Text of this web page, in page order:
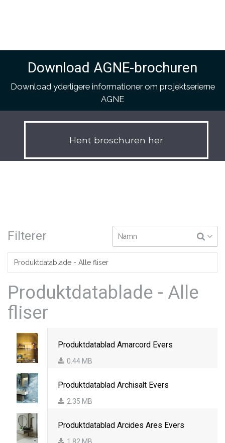
Download AGNE-brochuren
Download yderligere informationer om projektserierne
AGNE
Hent broschuren her
Filterer
Produktdatablade - Alle
fliser
Produktdatablad Amarcord Evers
0.44 MB
Produktdatablad Archisalt Evers
2.35 MB
Produktdatablad Arcides Ares Evers